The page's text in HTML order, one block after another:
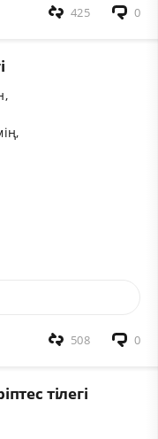
0
425
0
508
тілегі